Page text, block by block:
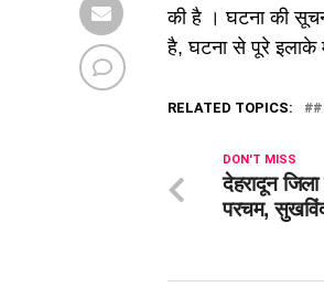
की है । घटना की
है, घटना से पूरे इलाके
RELATED TOPICS:
DON'T MISS
देहरादून
परचम,